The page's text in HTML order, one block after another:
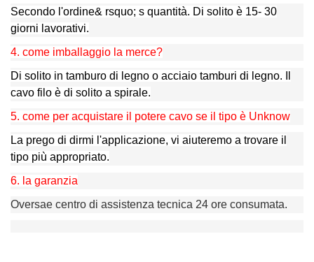
Secondo l'ordine& rsquo; s quantità. Di solito è 15- 30
giorni lavorativi.
4. come imballaggio la merce?
Di solito in tamburo di legno o acciaio tamburi di legno. Il
cavo filo è di solito a spirale.
5. come per acquistare il potere cavo se il tipo è Unknow
La prego di dirmi l'applicazione, vi aiuteremo a trovare il
tipo più appropriato.
6. la garanzia
Oversae centro di assistenza tecnica 24 ore consumata.